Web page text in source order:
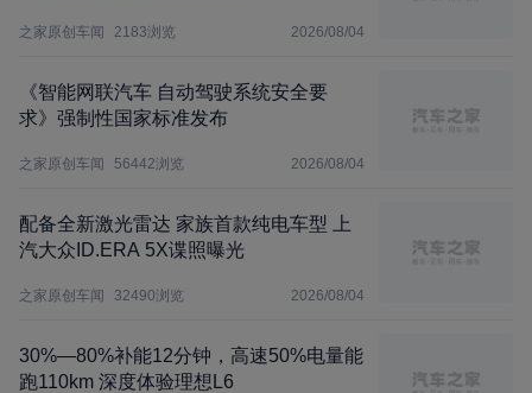
之家原创车闻 2183浏览 2026/08/04
《智能网联汽车 自动驾驶系统安全要
求》强制性国家标准发布
之家原创车闻 56442浏览 2026/08/04
配备全新激光雷达 家族首款纯电车型 上
汽大众ID.ERA 5X谍照曝光
之家原创车闻 32490浏览 2026/08/04
30%—80%补能12分钟，高速50%电量能
跑110km 深度体验理想L6